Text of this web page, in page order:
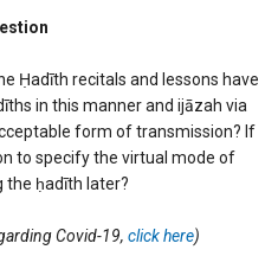
Ḥadīth recitals and lessons have
in this manner and ijāzah via
form of transmission? If
to specify the virtual mode of
ḥadīth later?
Covid-19, click here)